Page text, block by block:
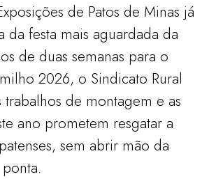
de Patos de Minas já
da festa mais aguardada da
de duas semanas para o
2026, o Sindicato Rural
de montagem e as
ano prometem resgatar a
sem abrir mão da